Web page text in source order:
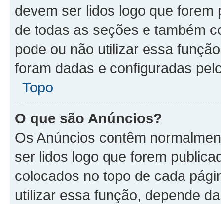
devem ser lidos logo que
de todas as seções e também
pode ou não utilizar essa
foram dadas e configuradas
Topo
O que são Anúncios?
Os Anúncios contêm
ser lidos logo que forem
colocados no topo de cada
utilizar essa função, depende